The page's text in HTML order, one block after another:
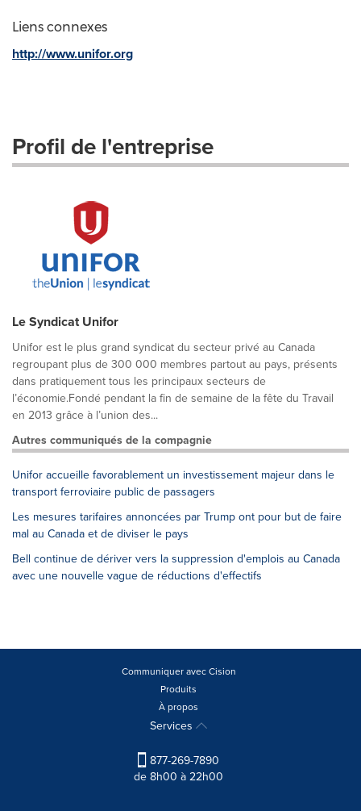
Liens connexes
http://www.unifor.org
Profil de l'entreprise
Le Syndicat Unifor
Unifor est le plus grand syndicat du secteur privé au Canada
regroupant plus de 300 000 membres partout au pays, présents
dans pratiquement tous les principaux secteurs de
l’économie.Fondé pendant la fin de semaine de la fête du Travail
en 2013 grâce à l’union des...
Autres communiqués de la compagnie
Unifor accueille favorablement un investissement majeur dans le
transport ferroviaire public de passagers
Les mesures tarifaires annoncées par Trump ont pour but de faire
mal au Canada et de diviser le pays
Bell continue de dériver vers la suppression d'emplois au Canada
avec une nouvelle vague de réductions d'effectifs
Communiquer avec Cision
Produits
À propos
Services
877-269-7890
de 8h00 à 22h00